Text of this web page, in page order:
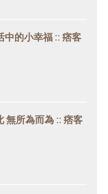
中的小幸福 :: 痞客
無所為而為 :: 痞客